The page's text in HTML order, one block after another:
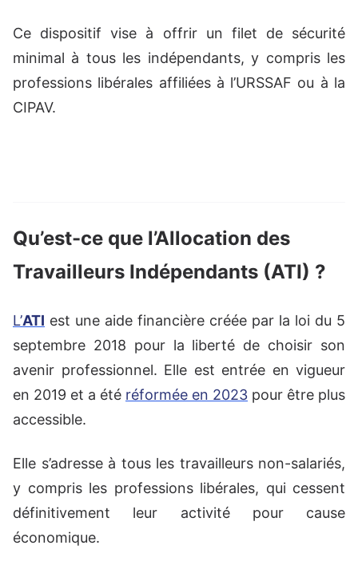
Ce dispositif vise à offrir un filet de sécurité
minimal à tous les indépendants, y compris les
professions libérales affiliées à l’URSSAF ou à la
CIPAV.
Qu’est-ce que l’Allocation des
Travailleurs Indépendants (ATI) ?
L’ATI est une aide financière créée par la loi du 5
septembre 2018 pour la liberté de choisir son
avenir professionnel. Elle est entrée en vigueur
en 2019 et a été réformée en 2023 pour être plus
accessible.
Elle s’adresse à tous les travailleurs non-salariés,
y compris les professions libérales, qui cessent
définitivement leur activité pour cause
économique.